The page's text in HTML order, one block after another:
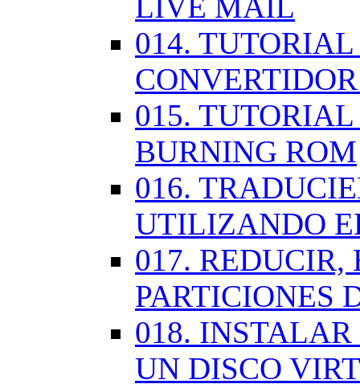
014.
015.
BURNING ROM
016.
UTILIZANDO
017. REDUCIR,
PARTICIONES
018.
UN DISCO